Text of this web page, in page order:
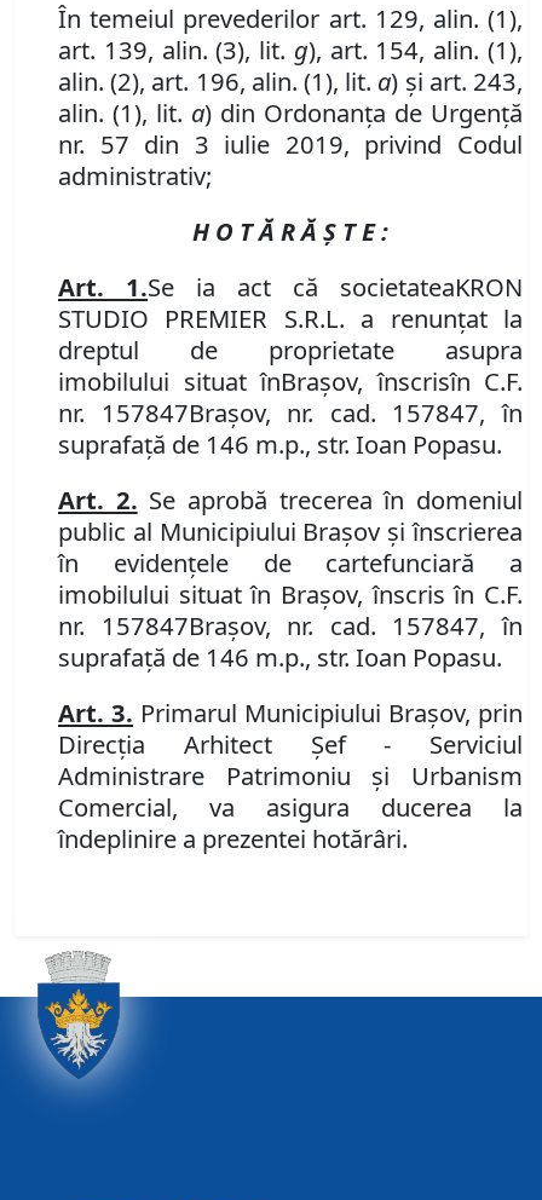
În temeiul prevederilor art. 129, alin. (1),
art. 139, alin.(3), lit. g), art. 154, alin. (1),
alin. (2), art. 196, alin.(1), lit. a) și art. 243,
alin. (1), lit. a) din Ordonanța de Urgență
nr. 57 din 3 iulie 2019, privind Codul
administrativ;
H O T Ă R Ă Ş T E :
Art. 1.Se ia act că societateaKRON
STUDIO PREMIER S.R.L. a renunțat la
dreptul de proprietate asupra
imobilului situat înBraşov, înscrisîn C.F.
nr. 157847Brașov, nr. cad. 157847, în
suprafață de 146 m.p., str. Ioan Popasu.
Art. 2. Se aprobă trecerea în domeniul
public al Municipiului Braşov şi înscrierea
în evidenţele de cartefunciară a
imobilului situat în Braşov, înscris în C.F.
nr. 157847Brașov, nr. cad. 157847, în
suprafață de 146 m.p., str. Ioan Popasu.
Art. 3. Primarul Municipiului Braşov, prin
Direcţia Arhitect Şef - Serviciul
Administrare Patrimoniu şi Urbanism
Comercial, va asigura ducerea la
îndeplinire a prezentei hotărâri.